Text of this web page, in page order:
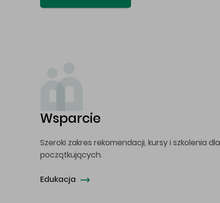
Wsparcie
Szeroki zakres rekomendacji, kursy i szkolenia dla
początkujących.
Edukacja